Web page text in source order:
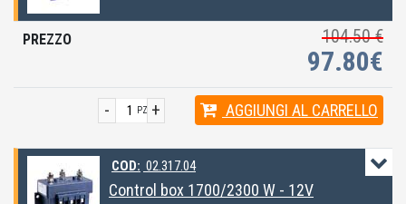
104.50 €
97.80€
+
- PZ AGGIUNGI AL CARRELLO
COD: 02.317.04
Control box 1700/2300 W - 12V